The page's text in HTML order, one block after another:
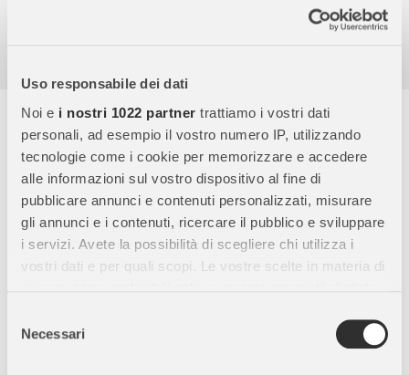
Uso responsabile dei dati
Noi e i nostri 1022 partner trattiamo i vostri dati
personali, ad esempio il vostro numero IP, utilizzando
tecnologie come i cookie per memorizzare e accedere
alle informazioni sul vostro dispositivo al fine di
pubblicare annunci e contenuti personalizzati, misurare
gli annunci e i contenuti, ricercare il pubblico e sviluppare
i servizi. Avete la possibilità di scegliere chi utilizza i
vostri dati e per quali scopi. Le vostre scelte in materia di
modificare o revocare il proprio consenso in qualsiasi
momento dalla Dichiarazione sui cookie o facendo clic
delNecessari
Descrizione completa
La Steffi Love Wedding Magic è una bambola Steffi Love di 29
cm con un tema principessa magica. È vestita con un
incantevole abito blu decorato con una stampa a fiocchi di
neve e glitter, che la fa sembrare una vera regina del
pattinaggio sul ghiaccio. Completa il suo look con una graziosa
corona.
dei suoi sandali con i tacchi e indossa i suoi pattini da
pattinaggio. Può girare sul ghiaccio e mostrare le sue abilità